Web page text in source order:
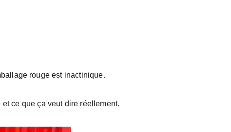
rouge est inactinique.
ce que ça veut dire réellement.